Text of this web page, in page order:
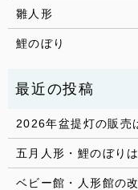
雛人形
鯉のぼり
2026年盆提灯の販売
五月人形・鯉のぼり
ベビー館・人形館の